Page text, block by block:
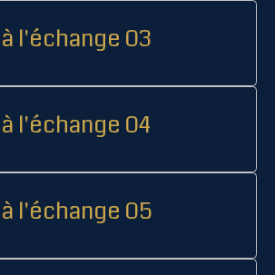
l'échange 03
l'échange 04
l'échange 05